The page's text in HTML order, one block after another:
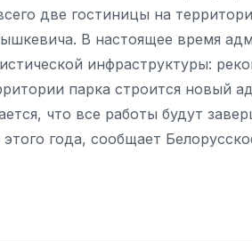
две гостиницы на
В настоящее время
инфраструктуры:
парка строится новый
что все работы будут
года, сообщает